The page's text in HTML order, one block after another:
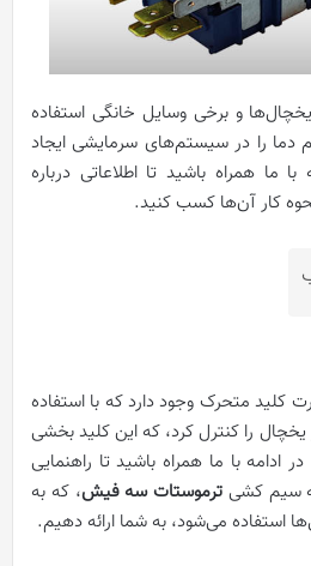
و برخی وسایل خانگی استفاده
دما را در سیستم‌های سرمایشی ایجاد
ما همراه باشید تا اطلاعاتی درباره
کار آن‌ها کسب کنید.
کلید متحرک وجود دارد که با استفاده
را کنترل کرد، که این کلید بخشی
با ما همراه باشید تا راهنمایی
سیم کشی ترموستات سه فیش، که به
استفاده می‌شود، به شما ارائه دهیم.